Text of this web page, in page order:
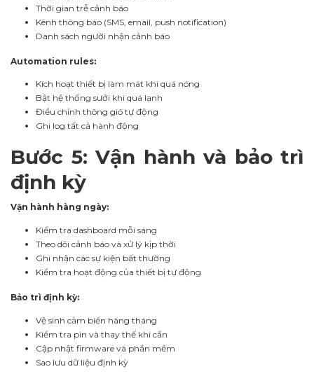
Thời gian trễ cảnh báo
Kênh thông báo (SMS, email, push notification)
Danh sách người nhận cảnh báo
Automation rules:
Kích hoạt thiết bị làm mát khi quá nóng
Bật hệ thống sưởi khi quá lạnh
Điều chỉnh thông gió tự động
Ghi log tất cả hành động
Bước 5: Vận hành và bảo trì
định kỳ
Vận hành hàng ngày:
Kiểm tra dashboard mỗi sáng
Theo dõi cảnh báo và xử lý kịp thời
Ghi nhận các sự kiện bất thường
Kiểm tra hoạt động của thiết bị tự động
Bảo trì định kỳ:
Vệ sinh cảm biến hàng tháng
Kiểm tra pin và thay thế khi cần
Cập nhật firmware và phần mềm
Sao lưu dữ liệu định kỳ